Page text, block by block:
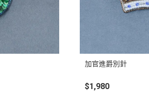
加官進爵別針
$1,980